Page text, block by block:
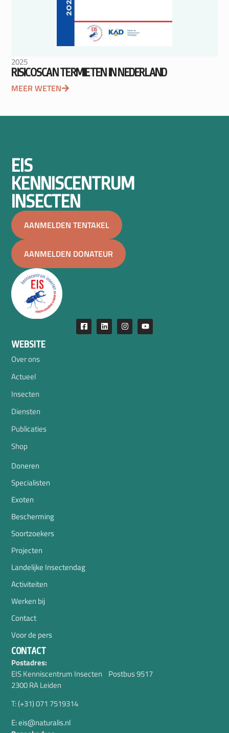
2025
RISICOSCAN TERMIETEN IN NEDERLAND
MEER WETEN
EIS
KENNISCENTRUM
INSECTEN
AANMELDEN TENTAKEL
AANMELDEN DONATEUR
WEBSITE
Over ons
Actueel
Insecten
Diensten
Publicaties
Shop
Doneren
Specialisten
Exoten
Bescherming
Soortzoekers
Projecten
Landelijke Insectendag
Activiteiten
Werken bij
Contact
Voor de pers
CONTACT
Postadres:
EIS Kenniscentrum Insecten Postbus 9517
2300 RA Leiden
T: (+31) 071 7519314
E: eis@naturalis.nl